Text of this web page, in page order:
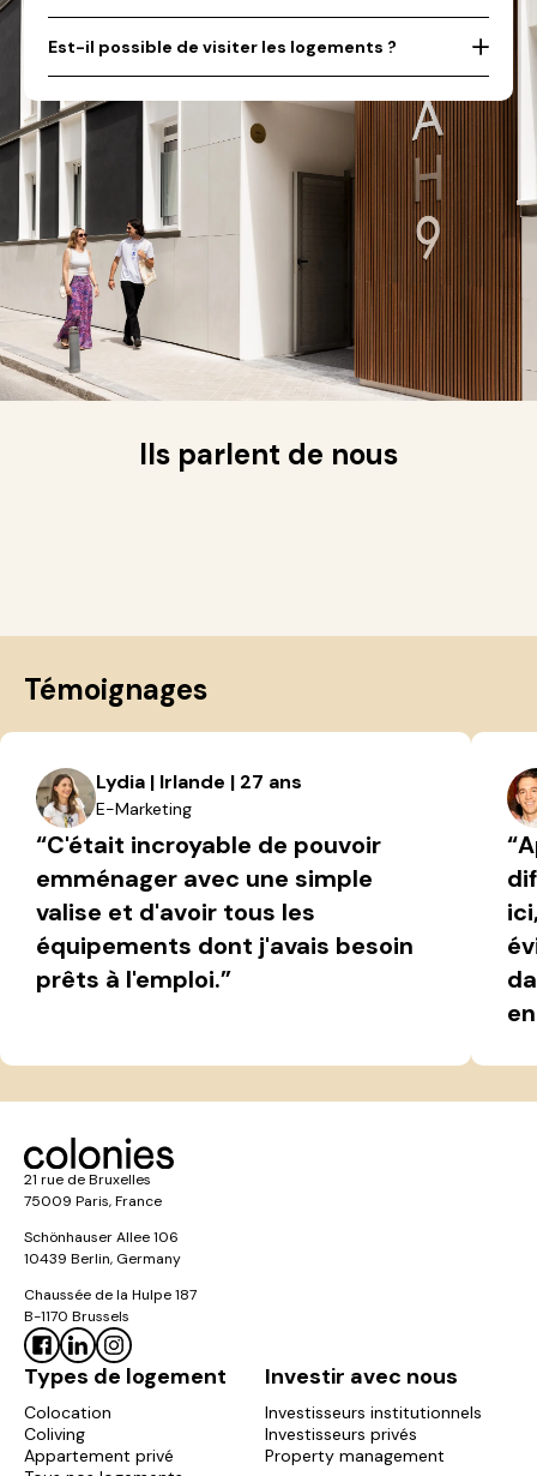
Est-il possible de visiter les logements ?
Ils parlent de nous
Témoignages
Lydia | Irlande | 27 ans
E-Marketing
“C'était incroyable de pouvoir
emménager avec une simple
valise et d'avoir tous les
équipements dont j'avais besoin
prêts à l'emploi.”
21 rue de Bruxelles
75009 Paris, France
Schönhauser Allee 106
10439 Berlin, Germany
Chaussée de la Hulpe 187
B-1170 Brussels
Types de logement
Colocation
Coliving
Appartement privé
Investir avec nous
Investisseurs institutionnels
Investisseurs privés
Property management